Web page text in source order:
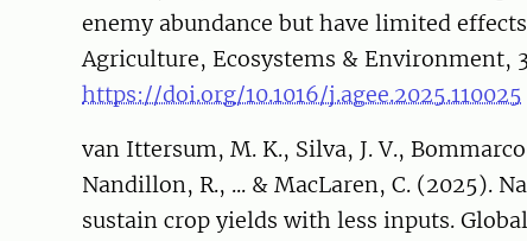
enemy abundance but have limited
Agriculture, Ecosystems & Environment,
https://doi.org/10.1016/j.agee.2025.110025
van Ittersum, M. K., Silva, J. V.,
Nandillon, R., ... & MacLaren, C. (2025).
sustain crop yields with less inputs.